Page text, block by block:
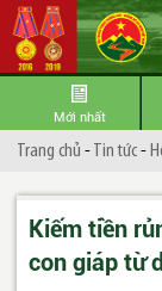
Mới nhất
Trang chủ -Tin tức-
Kiếm tiền
con giáp từ